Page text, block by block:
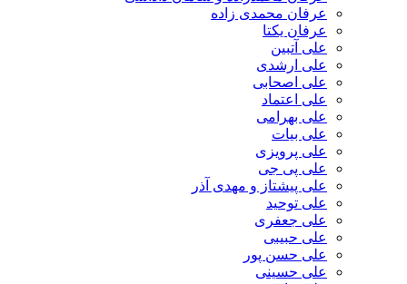
عرفان محمدی زاده
عرفان یکتا
علی آتبین
علی ارشدی
علی اصحابی
علی اعتماد
علی بهرامی
علی بیات
علی پرویزی
علی پی جی
علی پیشتاز و مهدی آذر
علی توحید
علی جعفری
علی حبیبی
علی حسن پور
علی حسینی